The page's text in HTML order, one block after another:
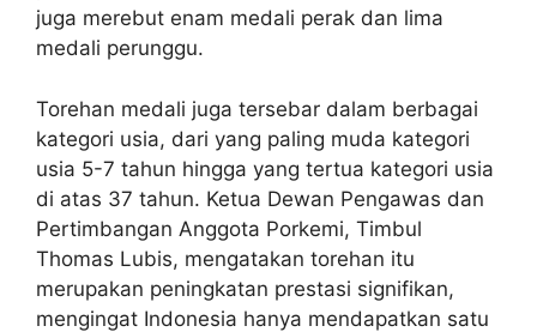
juga merebut enam medali perak dan lima
medali perunggu.
Torehan medali juga tersebar dalam berbagai
kategori usia, dari yang paling muda kategori
usia 5-7 tahun hingga yang tertua kategori usia
di atas 37 tahun. Ketua Dewan Pengawas dan
Pertimbangan Anggota Porkemi, Timbul
Thomas Lubis, mengatakan torehan itu
merupakan peningkatan prestasi signifikan,
mengingat Indonesia hanya mendapatkan satu